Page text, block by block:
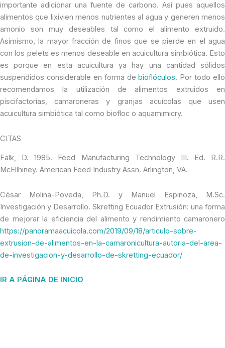
importante adicionar una fuente de carbono. Así pues aquellos
alimentos que lixivien menos nutrientes al agua y generen menos
amonio son muy deseables tal como el alimento extruido.
Asimismo, la mayor fracción de finos que se pierde en el agua
con los pelets es menos deseable en acuicultura simbiótica. Esto
es porque en esta acuicultura ya hay una cantidad sólidos
suspendidos considerable en forma debioflóculos. Por todo ello
recomendamos la utilización de alimentos extruidos en
piscifactorías, camaroneras y granjas acuícolas que usen
acuicultura simbiótica tal como biofloc o aquamimicry.
CITAS
Falk, D. 1985. Feed Manufacturing Technology III. Ed. R.R.
McEllhiney. American Feed Industry Assn. Arlington, VA.
César Molina-Poveda, Ph.D. y Manuel Espinoza, M.Sc.
Investigación y Desarrollo. Skretting Ecuador Extrusión: una forma
de mejorar la eficiencia del alimento y rendimiento camaronero
https://panoramaacuicola.com/2019/09/18/articulo-sobre-
extrusion-de-alimentos-en-la-camaronicultura-autoria-del-area-
de-investigacion-y-desarrollo-de-skretting-ecuador/
IR A PÁGINA DE INICIO